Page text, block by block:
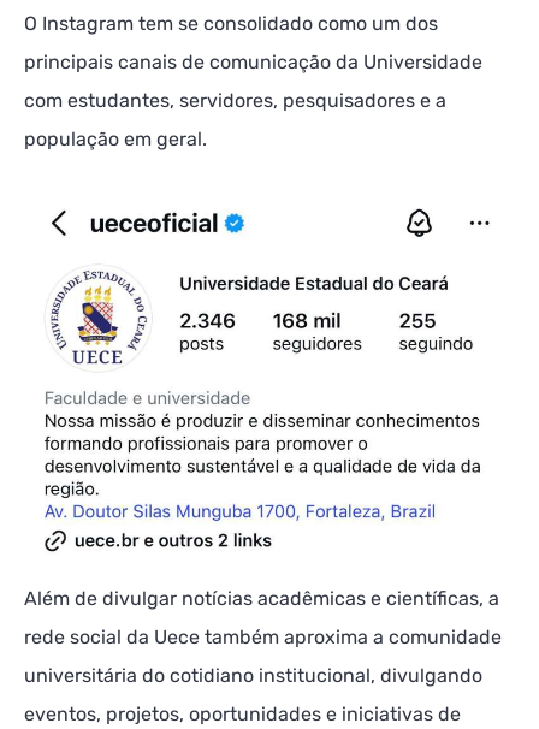
O Instagram tem se consolidado como um dos
principais canais de comunicação da Universidade
com estudantes, servidores, pesquisadores e a
população em geral.
Além de divulgar notícias acadêmicas e científicas, a
rede social da Uece também aproxima a comunidade
universitária do cotidiano institucional, divulgando
eventos, projetos, oportunidades e iniciativas de